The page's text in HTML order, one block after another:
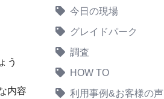
う
内容
今日の現場
グレイドパーク
調査
HOW TO
利用事例&お客様の声